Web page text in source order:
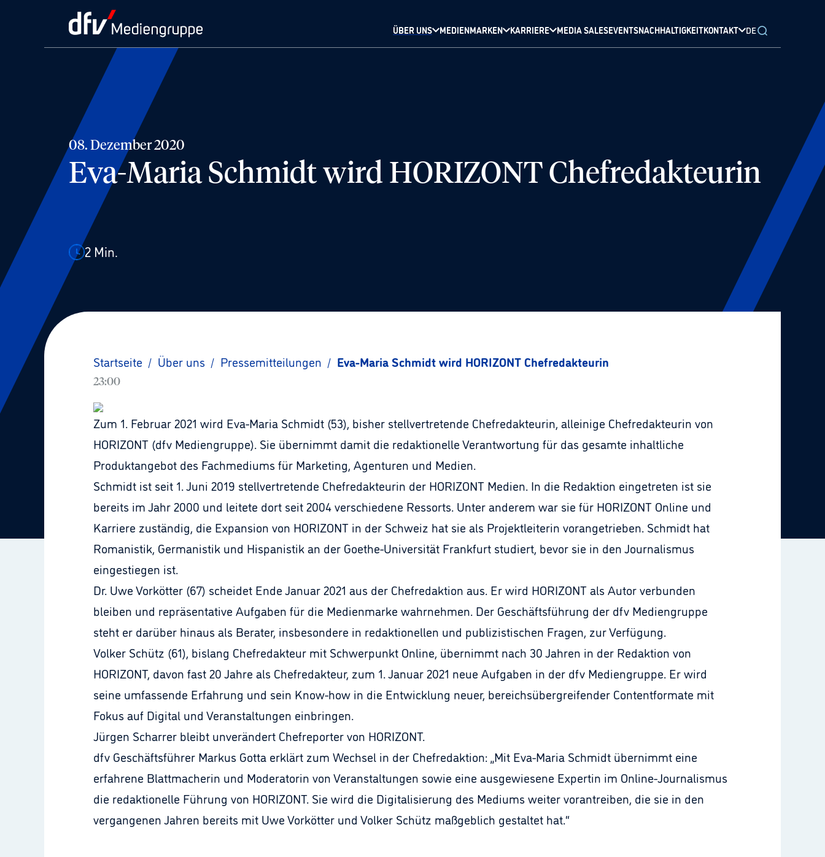
ÜBER UNS MEDIENMARKEN KARRIERE MEDIA SALESEVENTSNACHHALTIGKEITKONTAKT DE
08. Dezember 2020
Eva-Maria Schmidt wird HORIZONT Chefredakteurin
2 Min.
Startseite / Über uns / Pressemitteilungen / Eva-Maria Schmidt wird HORIZONT Chefredakteurin
23:00
Zum 1. Februar 2021 wird Eva-Maria Schmidt (53), bisher stellvertretende Chefredakteurin, alleinige Chefredakteurin von
HORIZONT (dfv Mediengruppe). Sie übernimmt damit die redaktionelle Verantwortung für das gesamte inhaltliche
Produktangebot des Fachmediums für Marketing, Agenturen und Medien.
Schmidt ist seit 1. Juni 2019 stellvertretende Chefredakteurin der HORIZONT Medien. In die Redaktion eingetreten ist sie
bereits im Jahr 2000 und leitete dort seit 2004 verschiedene Ressorts. Unter anderem war sie für HORIZONT Online und
Karriere zuständig, die Expansion von HORIZONT in der Schweiz hat sie als Projektleiterin vorangetrieben. Schmidt hat
Romanistik, Germanistik und Hispanistik an der Goethe-Universität Frankfurt studiert, bevor sie in den Journalismus
eingestiegen ist.
Dr. Uwe Vorkötter (67) scheidet Ende Januar 2021 aus der Chefredaktion aus. Er wird HORIZONT als Autor verbunden
bleiben und repräsentative Aufgaben für die Medienmarke wahrnehmen. Der Geschäftsführung der dfv Mediengruppe
steht er darüber hinaus als Berater, insbesondere in redaktionellen und publizistischen Fragen, zur Verfügung.
Volker Schütz (61), bislang Chefredakteur mit Schwerpunkt Online, übernimmt nach 30 Jahren in der Redaktion von
HORIZONT, davon fast 20 Jahre als Chefredakteur, zum 1. Januar 2021 neue Aufgaben in der dfv Mediengruppe. Er wird
seine umfassende Erfahrung und sein Know-how in die Entwicklung neuer, bereichsübergreifender Contentformate mit
Fokus auf Digital und Veranstaltungen einbringen.
Jürgen Scharrer bleibt unverändert Chefreporter von HORIZONT.
dfv Geschäftsführer Markus Gotta erklärt zum Wechsel in der Chefredaktion: „Mit Eva-Maria Schmidt übernimmt eine
erfahrene Blattmacherin und Moderatorin von Veranstaltungen sowie eine ausgewiesene Expertin im Online-Journalismus
die redaktionelle Führung von HORIZONT. Sie wird die Digitalisierung des Mediums weiter vorantreiben, die sie in den
vergangenen Jahren bereits mit Uwe Vorkötter und Volker Schütz maßgeblich gestaltet hat.“